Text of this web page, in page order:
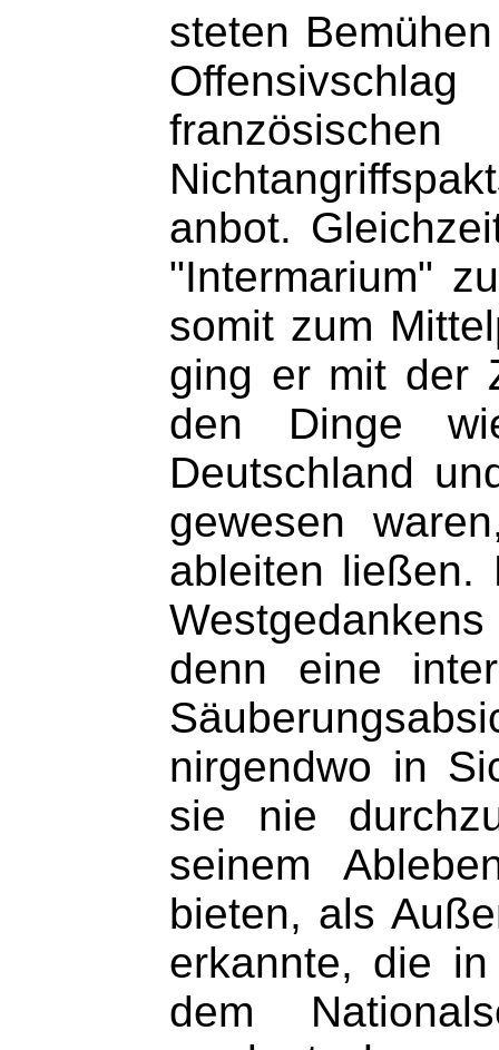
steten
anbot.
"Intermarium"
somit zum
ging er mit der
den Dinge
Deutschland
gewesen
ableiten ließen.
denn eine
nirgendwo in
sie nie
seinem
bieten, als
erkannte, die
dem